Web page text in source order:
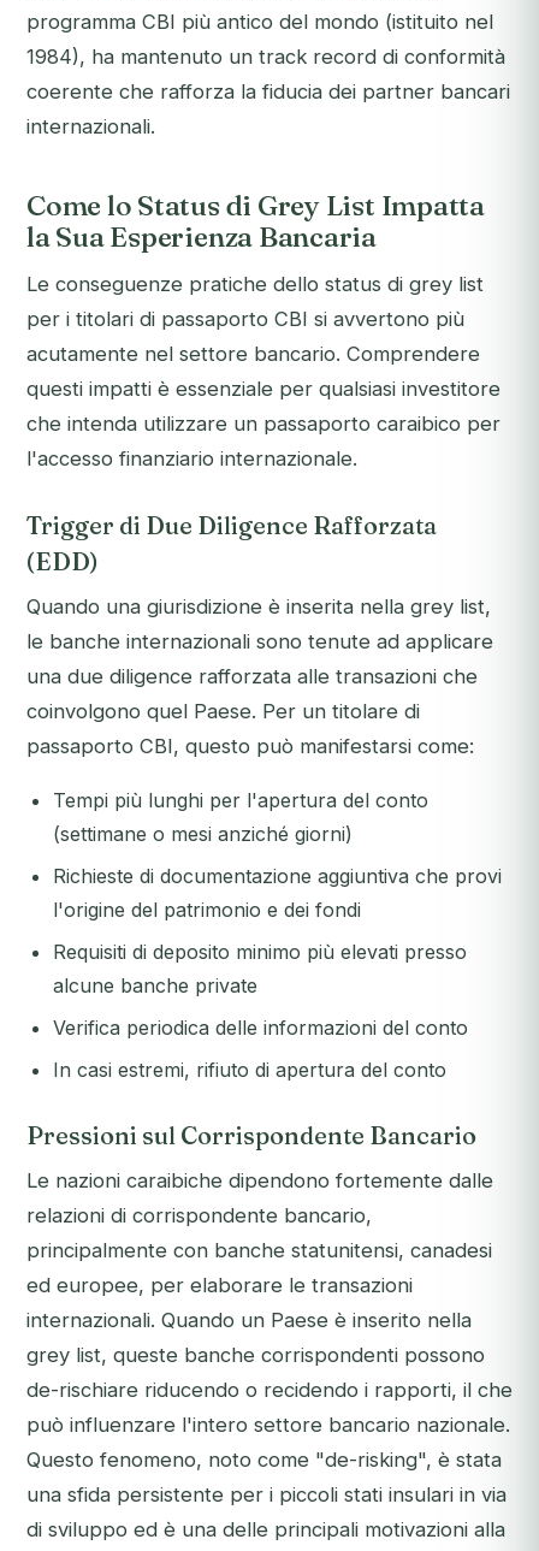
programma CBI più antico del mondo (istituito nel
1984), ha mantenuto un track record di conformità
coerente che rafforza la fiducia dei partner bancari
internazionali.
Come lo Status di Grey List Impatta
la Sua Esperienza Bancaria
Le conseguenze pratiche dello status di grey list
per i titolari di passaporto CBI si avvertono più
acutamente nel settore bancario. Comprendere
questi impatti è essenziale per qualsiasi investitore
che intenda utilizzare un passaporto caraibico per
l'accesso finanziario internazionale.
Trigger di Due Diligence Rafforzata
(EDD)
Quando una giurisdizione è inserita nella grey list,
le banche internazionali sono tenute ad applicare
una due diligence rafforzata alle transazioni che
coinvolgono quel Paese. Per un titolare di
passaporto CBI, questo può manifestarsi come:
Tempi più lunghi per l'apertura del conto
(settimane o mesi anziché giorni)
Richieste di documentazione aggiuntiva che provi
l'origine del patrimonio e dei fondi
Requisiti di deposito minimo più elevati presso
alcune banche private
Verifica periodica delle informazioni del conto
In casi estremi, rifiuto di apertura del conto
Pressioni sul Corrispondente Bancario
Le nazioni caraibiche dipendono fortemente dalle
relazioni di corrispondente bancario,
principalmente con banche statunitensi, canadesi
ed europee, per elaborare le transazioni
internazionali. Quando un Paese è inserito nella
grey list, queste banche corrispondenti possono
de-rischiare riducendo o recidendo i rapporti, il che
può influenzare l'intero settore bancario nazionale.
Questo fenomeno, noto come "de-risking", è stata
una sfida persistente per i piccoli stati insulari in via
di sviluppo ed è una delle principali motivazioni alla